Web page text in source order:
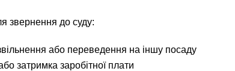
звернення до суду:
або переведення на іншу посаду
затримка заробітної плати